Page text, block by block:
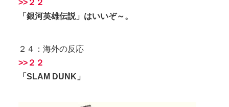
>>２２
「銀河英雄伝説」はいいぞ～。
２４：海外の反応
>>２２
「SLAM DUNK」